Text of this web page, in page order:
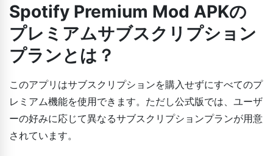
Spotify Premium Mod APKの
プレミアムサブスクリプション
プランとは？
このアプリはサブスクリプションを購入せずにすべてのプ
レミアム機能を使用できます。ただし公式版では、ユーザ
ーの好みに応じて異なるサブスクリプションプランが用意
されています。